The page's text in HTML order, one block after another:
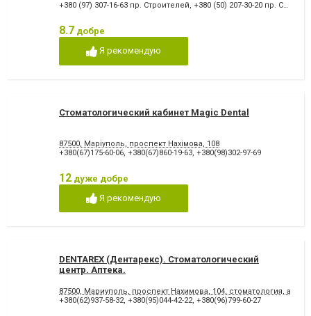
Зубні протези
Клиновидний дефект зубів
Коронка металокерамічна
Лазерне відбілювання
Лазеротерапія в
Лікування гіпоплазії емалі
Лікування захворювання
суглобу
Лікування зубів
Лікування зубів при
Лікування карієсу
Лікування лазером
Лікування пародонтозу
Лікування періодонтиту
Панорамний знімок
Пластика ясенного краю
Пломбування каналів
Протезування на імплантат
+380 (97) 307-16-63 пр. Строителей, +380 (50) 207-30-20 пр. Строителей
8.7 добре
Я рекомендую
Стоматологический кабинет Magic Dental
87500, Маріуполь, проспект Нахімова, 108
+380(67)175-60-06, +380(67)860-19-63, +380(98)302-97-69
12 дуже добре
Я рекомендую
DENTAREX (Дентарекс). Cтоматологический
центр. Аптeкa.
87500, Мариуполь, проспект Нахимова, 104, стоматология,
+380(62)937-58-32, +380(95)044-42-22, +380(96)799-60-27